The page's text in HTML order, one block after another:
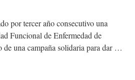
por tercer año consecutivo una
Funcional de Enfermedad de
una campaña solidaria para dar …